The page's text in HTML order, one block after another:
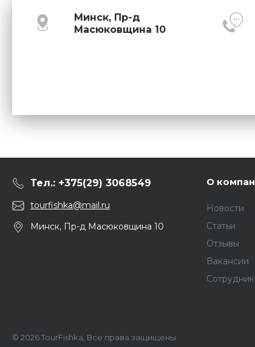
Минск, Пр-д
Масюковщина 10
Тел.: +375(29) 3068549
tourfishka@mail.ru
Минск, Пр-д Масюковщина 10
О
Новости
Статьи
Отзывы
Вакансии
© 2026 TourFishka, Все права защищены